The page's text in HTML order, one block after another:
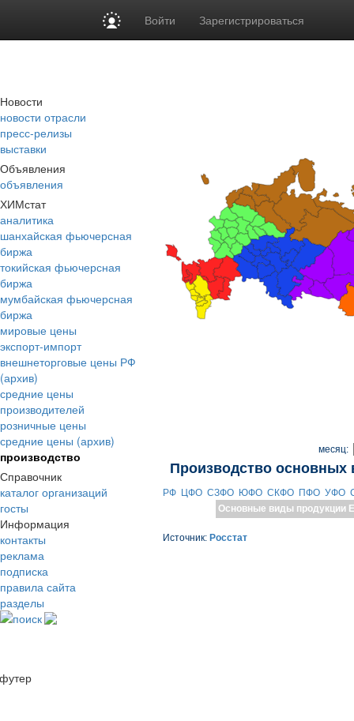
Войти Зарегистрироваться
Новости
новости отрасли
пресс-релизы
выставки
Объявления
объявления
ХИМстат
аналитика
шанхайская фьючерсная
биржа
токийская фьючерсная
биржа
мумбайская фьючерсная
биржа
мировые цены
экспорт-импорт
внешнеторговые цены РФ
(архив)
средние цены
производителей
розничные цены
средние цены (архив)
производство
Справочник
каталог организаций
госты
Информация
контакты
реклама
подписка
правила сайта
разделы
поиск
месяц:
Производство основных
РФ ЦФО СЗФО ЮФО СКФО ПФО УФО
Основные виды продукции
Источник: Росстат
футер